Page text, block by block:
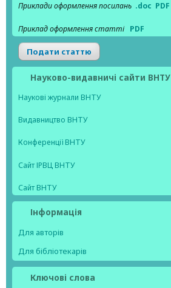
Приклади оформлення посилань .doc PDF
Приклад оформлення статті PDF
Подати статтю
Науково-видавничі сайти ВНТУ
Наукові журнали ВНТУ
Видавництво ВНТУ
Конференції ВНТУ
Сайт ІРВЦ ВНТУ
Сайт ВНТУ
Інформація
Для авторів
Для бібліотекарів
Ключові слова